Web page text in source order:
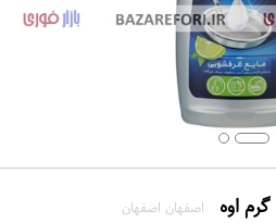
اصفهان اصفهان